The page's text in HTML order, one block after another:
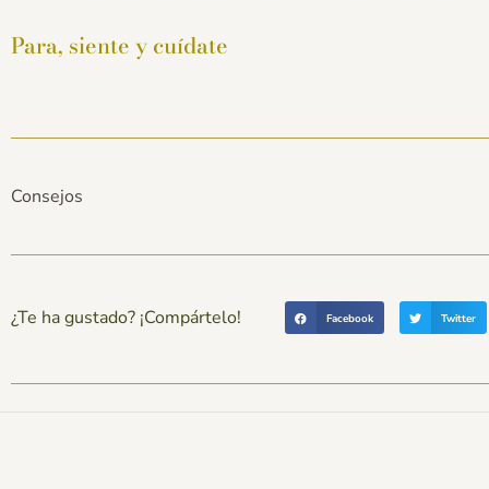
Para, siente y cuídate
Consejos
¿Te ha gustado? ¡Compártelo! Facebook Twitter